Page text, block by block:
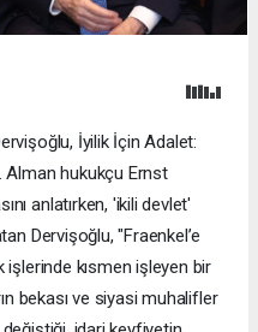
İyilik İçin Adalet:
Alman hukukçu Ernst
anlatırken, 'ikili devlet'
Dervişoğlu, "Fraenkel’e
işlerinde kısmen işleyen bir
bekası ve siyasi muhalifler